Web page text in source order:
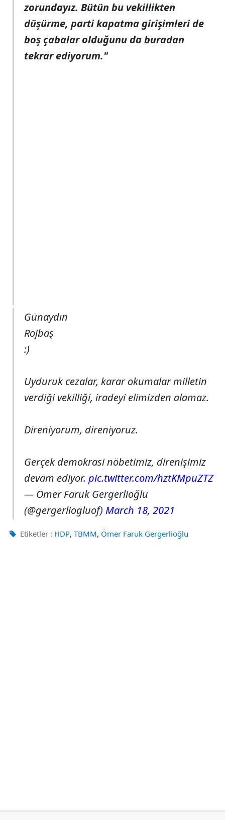
zorundayız. Bütün bu vekillikten
düşürme, parti kapatma girişimleri de
boş çabalar olduğunu da buradan
tekrar ediyorum."
Günaydın
Rojbaş
:)
Uyduruk cezalar, karar okumalar milletin
verdiği vekilliği, iradeyi elimizden alamaz.
Direniyorum, direniyoruz.
Gerçek demokrasi nöbetimiz, direnişimiz
devam ediyor. pic.twitter.com/hztKMpuZTZ
— Ömer Faruk Gergerlioğlu
(@gergerliogluof) March 18, 2021
Etiketler : HDP, TBMM, Ömer Faruk Gergerlioğlu